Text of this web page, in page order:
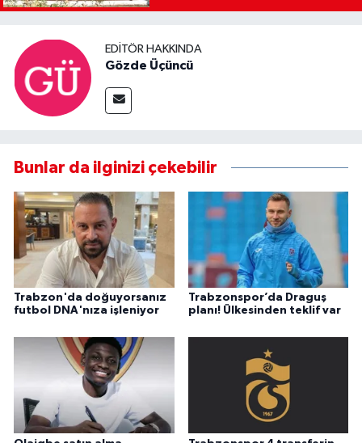
EDITÖR HAKKINDA
Gözde Üçüncü
Bunlar da ilginizi çekebilir
Trabzon'da doğuyorsanız
futbol DNA'nıza işleniyor
Trabzonspor’da Draguş
planı! Ülkesinden teklif var